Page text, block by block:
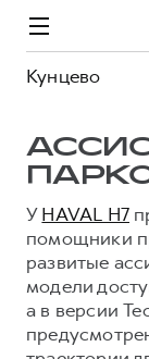
Кунцево
Модели
ВЫБОР И
Автомобили
СЕРВИС
Все о сервисе
Покупателям
О
БРЕНД
О бренде
УHAVAL H7
помощники
развитые
модели
а в версии